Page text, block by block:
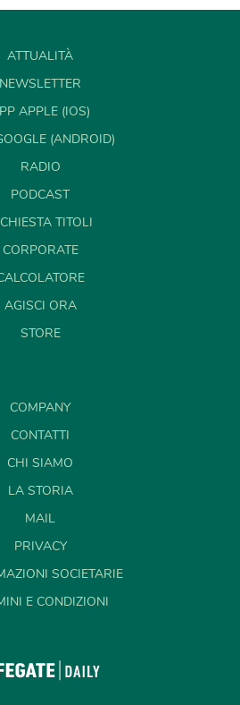
ATTUALITÀ
NEWSLETTER
APPLE (IOS)
(ANDROID)
RADIO
PODCAST
TITOLI
CORPORATE
AGISCI ORA
STORE
COMPANY
CONTATTI
CHI SIAMO
LA STORIA
MAIL
PRIVACY
SOCIETARIE
E CONDIZIONI